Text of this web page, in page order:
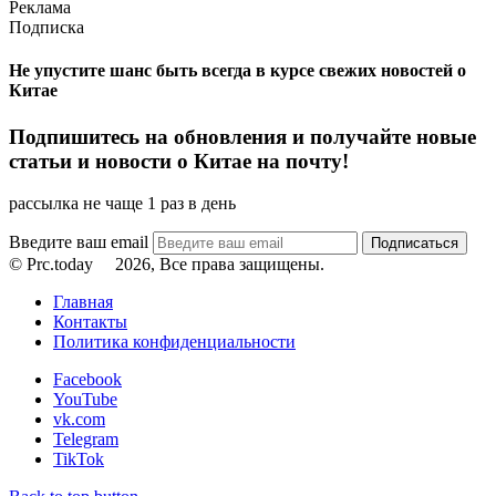
Реклама
Подписка
Не упустите шанс быть всегда в курсе свежих новостей о
Китае
Подпишитесь на обновления и получайте новые
статьи и новости о Китае на почту!
рассылка не чаще 1 раз в день
Введите ваш email
© Prc.today
2026, Все права защищены.
Главная
Контакты
Политика конфиденциальности
Facebook
YouTube
vk.com
Telegram
TikTok